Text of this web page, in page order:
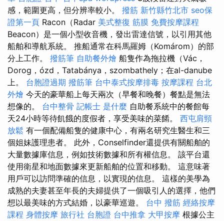
感，範圍更高，但分辨率較小。 撥筋 新竹縣竹北市 seo保
證第一頁 Racon（Radar 美式整復 筋膜 免費按摩課程
Beacon）是一個小型收音機，發出雷達信號，以引用其他
船舶和導航系統。 推船通常在科馬羅姆（Komárom）的部
分上工作。 撥筋筆 自助餐外燴 船隻作為拖拉機（Vác，
Dorog，ózd，Tatabánya，szombathely；在al-danube
上。 台胞證過期 撥筋筆 台中泰式按摩排毒 按摩課程 台北
外燴 今天的豪華船上每天兩次（早餐和晚餐）餐點是無法
想像的。 台中整骨 記帳士 是什麼 自助餐系統中的餐館每
天24小時等待飢餓的度假者，享受美味的菜餚。 西屯肩頸
放鬆 有一個配備船隻的健康中心，有兩名研究生醫生和三
個姐妹護理患者。 此外，Conselfinder還提供有關船舶的
大量數據庫信息，例如技術數據和所有權信息。 該平台還
使用衛星和地面數據來更新船舶的位置和移動。 這意味著
用戶可以訪問準確的信息，以實現的信息。 這樣的美學為
成熟的夫妻甚至年長的夫婦提供了一個吸引人的選擇，他們
想以最美味的方式結婚，以豪華巡遊。 台中 撥筋 經絡按摩
課程 身體按摩 旅行社 台胞證 台中推拿 大甲按摩 根據公主